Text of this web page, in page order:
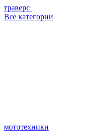
траверс
Все категории
мототехники